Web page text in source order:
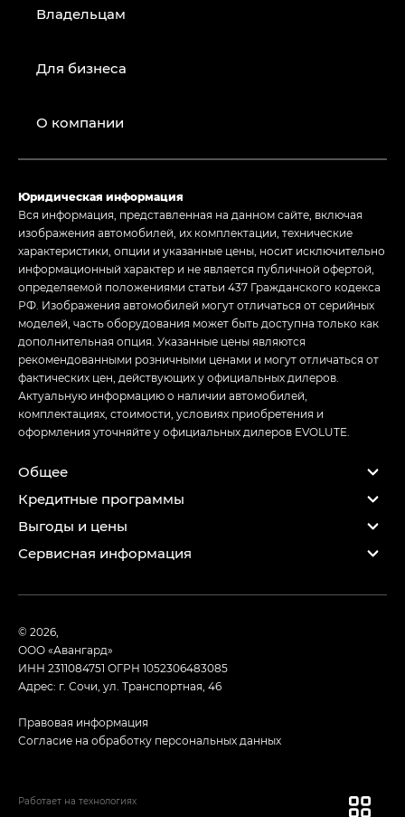
Владельцам
Для бизнеса
О компании
Юридическая информация
Вся информация, представленная на данном сайте, включая
изображения автомобилей, их комплектации, технические
характеристики, опции и указанные цены, носит исключительно
информационный характер и не является публичной офертой,
определяемой положениями статьи 437 Гражданского кодекса
РФ. Изображения автомобилей могут отличаться от серийных
моделей, часть оборудования может быть доступна только как
дополнительная опция. Указанные цены являются
рекомендованными розничными ценами и могут отличаться от
фактических цен, действующих у официальных дилеров.
Актуальную информацию о наличии автомобилей,
комплектациях, стоимости, условиях приобретения и
оформления уточняйте у официальных дилеров EVOLUTE.
Общее
Кредитные программы
Выгоды и цены
Сервисная информация
© 2026,
ООО «Авангард»
ИНН 2311084751 ОГРН 1052306483085
Адрес: г. Сочи, ул. Транспортная, 46
Правовая информация
Согласие на обработку персональных данных
Работает на технологиях